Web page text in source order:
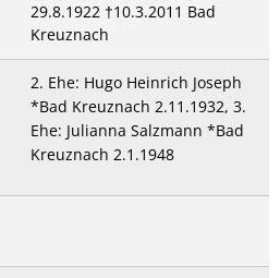
29.8.1922 †10.3.2011 Bad
Kreuznach
2. Ehe: Hugo Heinrich Joseph
*Bad Kreuznach 2.11.1932, 3.
Ehe: Julianna Salzmann *Bad
Kreuznach 2.1.1948